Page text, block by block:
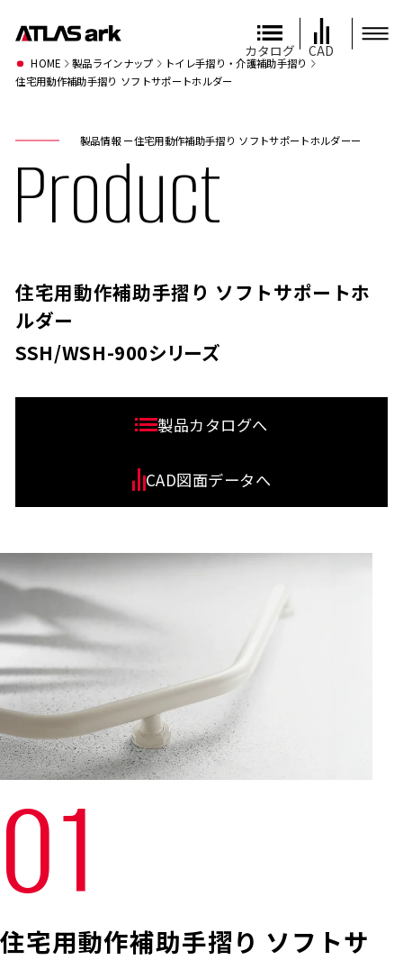
カタログ CAD
製品情報 ー住宅用動作補助手摺り ソフトサポートホルダーー
Product
HOME 製品ラインナップ
トイレ手摺り・介護補助手摺り
住宅用動作補助手摺り ソフトサポートホルダー
住宅用動作補助手摺り ソフトサポートホ
ルダー
SSH/WSH-900シリーズ
製品カタログへ
CAD図面データへ
01
住宅用動作補助手摺り ソフトサ